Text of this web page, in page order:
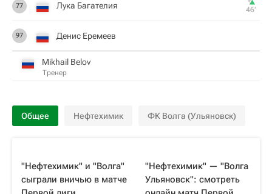
77 Лука Багателия 46‎’‎
97 Денис Еремеев
Mikhail Belov
Тренер
Общее Нефтехимик ФК Волга (Ульяновск)
"Нефтехимик" и "Волга"
сыграли вничью в матче
"Нефтехимик" — "Волга
Ульяновск": смотреть